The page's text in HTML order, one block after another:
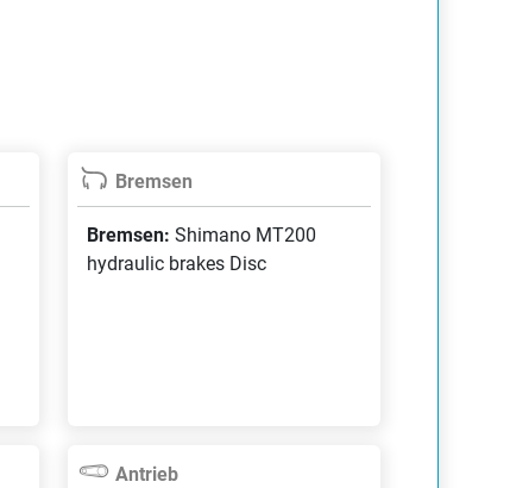
Bremsen
Bremsen: Shimano MT200
hydraulic brakes Disc
Antrieb